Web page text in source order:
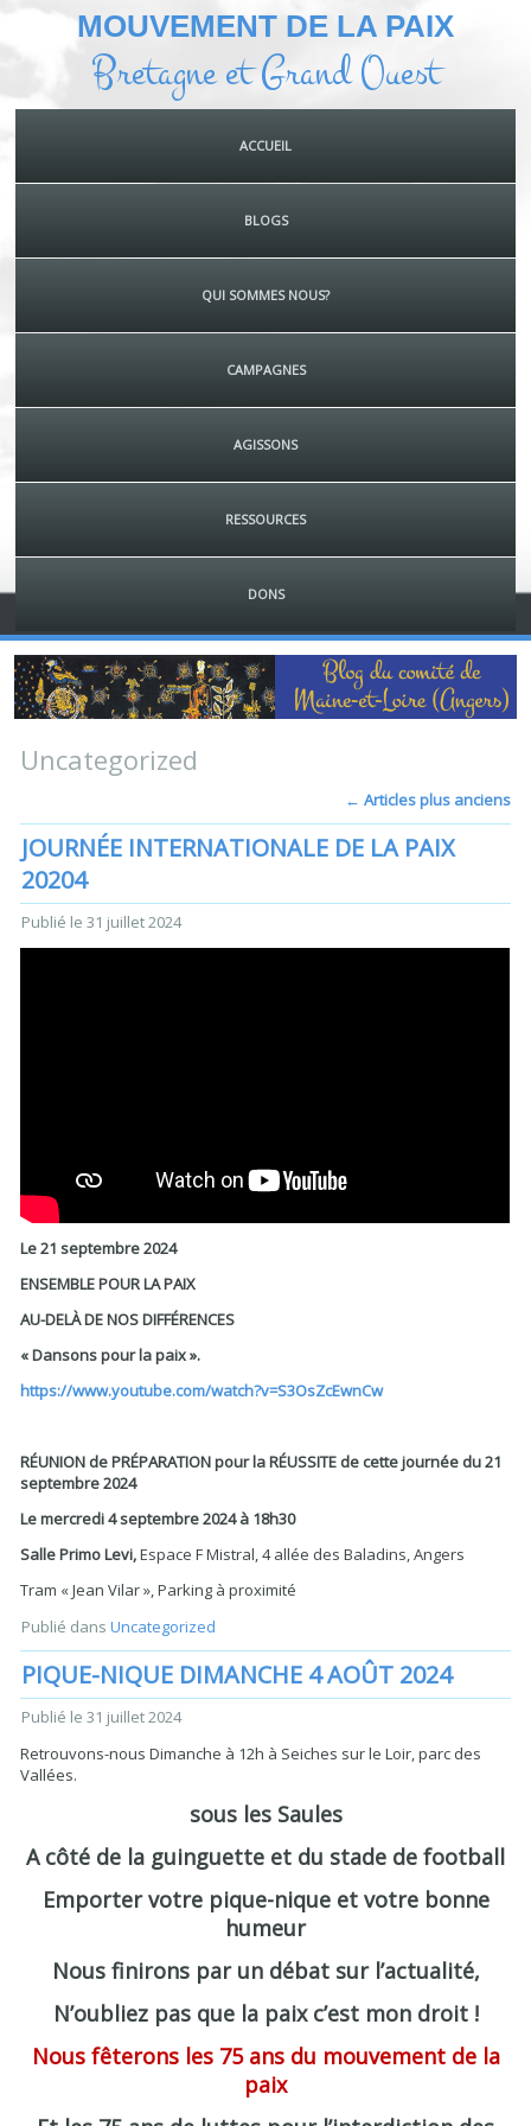
MOUVEMENT DE LA PAIX
Bretagne et Grand Ouest
ACCUEIL
BLOGS
QUI SOMMES NOUS?
CAMPAGNES
AGISSONS
RESSOURCES
DONS
Uncategorized
← Articles plus anciens
JOURNÉE INTERNATIONALE DE LA PAIX
20204
Publié le 31 juillet 2024
Le 21 septembre 2024
ENSEMBLE POUR LA PAIX
AU-DELÀ DE NOS DIFFÉRENCES
« Dansons pour la paix ».
https://www.youtube.com/watch?v=S3OsZcEwnCw
RÉUNION de PRÉPARATION pour la RÉUSSITE de cette journée du 21
septembre 2024
Le mercredi 4 septembre 2024 à 18h30
Salle Primo Levi,Espace F Mistral, 4 allée des Baladins, Angers
Tram « Jean Vilar », Parking à proximité
Publié dans Uncategorized
PIQUE-NIQUE DIMANCHE 4 AOÛT 2024
Publié le 31 juillet 2024
Retrouvons-nous Dimanche à 12h à Seiches sur le Loir, parc des
Vallées.
sous les Saules
A côté de la guinguette et du stade de football
Emporter votre pique-nique et votre bonne
humeur
Nous finirons par un débat sur l’actualité,
N’oubliez pas que la paix c’est mon droit !
Nous fêterons les 75 ans du mouvement de la
paix